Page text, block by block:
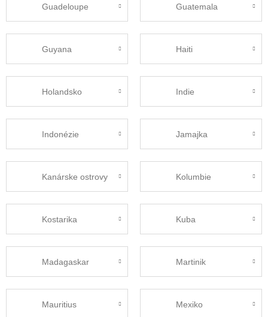
Guadeloupe Guatemala
Guyana Haiti
Holandsko Indie
Indonézie Jamajka
Kanárske ostrovy Kolumbie
Kostarika Kuba
Madagaskar Martinik
Mauritius Mexiko